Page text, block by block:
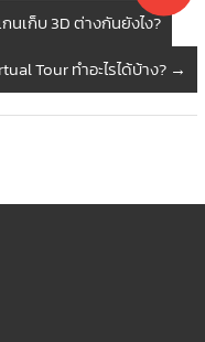
เก็บ 3D ต่างกันยังไง?
Tour ทำอะไรได้บ้าง? →